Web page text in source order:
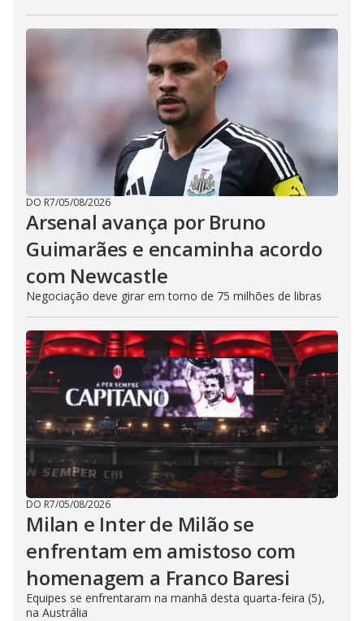
DO R7/05/08/2026
Arsenal avança por Bruno
Guimarães e encaminha acordo
com Newcastle
Negociação deve girar em torno de 75 milhões de libras
DO R7/05/08/2026
Milan e Inter de Milão se
enfrentam em amistoso com
homenagem a Franco Baresi
Equipes se enfrentaram na manhã desta quarta-feira (5),
na Austrália